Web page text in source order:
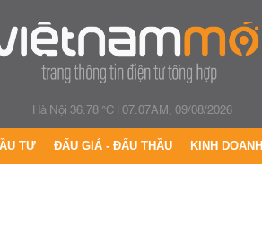
Hà Nội 36.78 °C|07:07AM, 09/08/2026
TƯ ĐẤU GIÁ - ĐẤU THẦU KINH DOANH